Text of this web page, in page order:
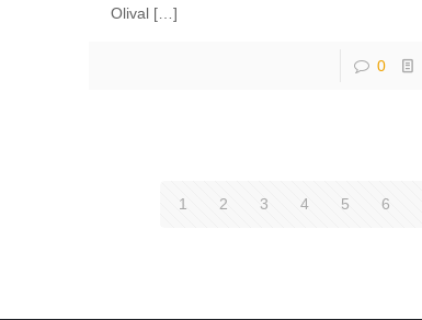
Olival […]
0
1 2 3 4 5 6